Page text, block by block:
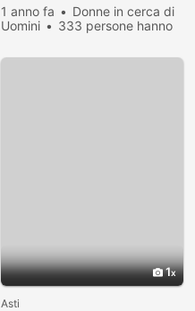
pizzico di follia
1 anno fa
Donne in cerca di
Uomini
333 persone hanno
1
Asti